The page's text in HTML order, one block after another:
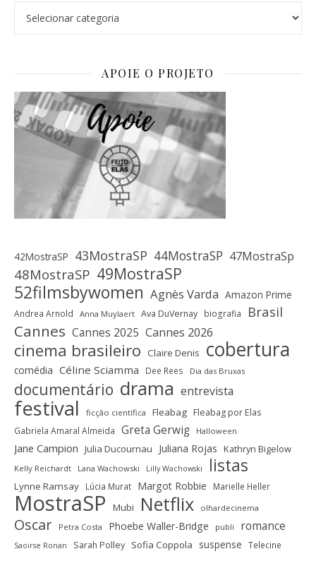
APOIE O PROJETO
42MostraSP 43MostraSP 44MostraSP 47MostraSp
48MostraSP 49MostraSP
52filmsbywomen Agnès Varda Amazon Prime
Andrea Arnold Anna Muylaert Ava DuVernay biografia Brasil
Cannes Cannes 2025 Cannes 2026
cinema brasileiro Claire Denis cobertura
comédia Céline Sciamma Dee Rees Dia das Bruxas
documentário drama entrevista
festival ficção científica Fleabag Fleabag por Elas
Gabriela Amaral Almeida Greta Gerwig Halloween
Jane Campion Julia Ducournau Juliana Rojas Kathryn Bigelow
Kelly Reichardt Lana Wachowski Lilly Wachowski listas
Lynne Ramsay Lúcia Murat Margot Robbie Marielle Heller
MostraSP Mubi Netflix olhardecinema
Oscar Petra Costa Phoebe Waller-Bridge publi romance
Saoirse Ronan Sarah Polley Sofia Coppola suspense Telecine